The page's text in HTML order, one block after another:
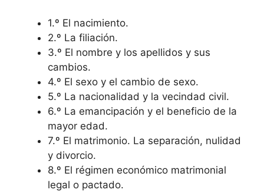
1.º El nacimiento.
2.º La filiación.
3.º El nombre y los apellidos y sus
cambios.
4.º El sexo y el cambio de sexo.
5.º La nacionalidad y la vecindad civil.
6.º La emancipación y el beneficio de la
mayor edad.
7.º El matrimonio. La separación, nulidad
y divorcio.
8.º El régimen económico matrimonial
legal o pactado.